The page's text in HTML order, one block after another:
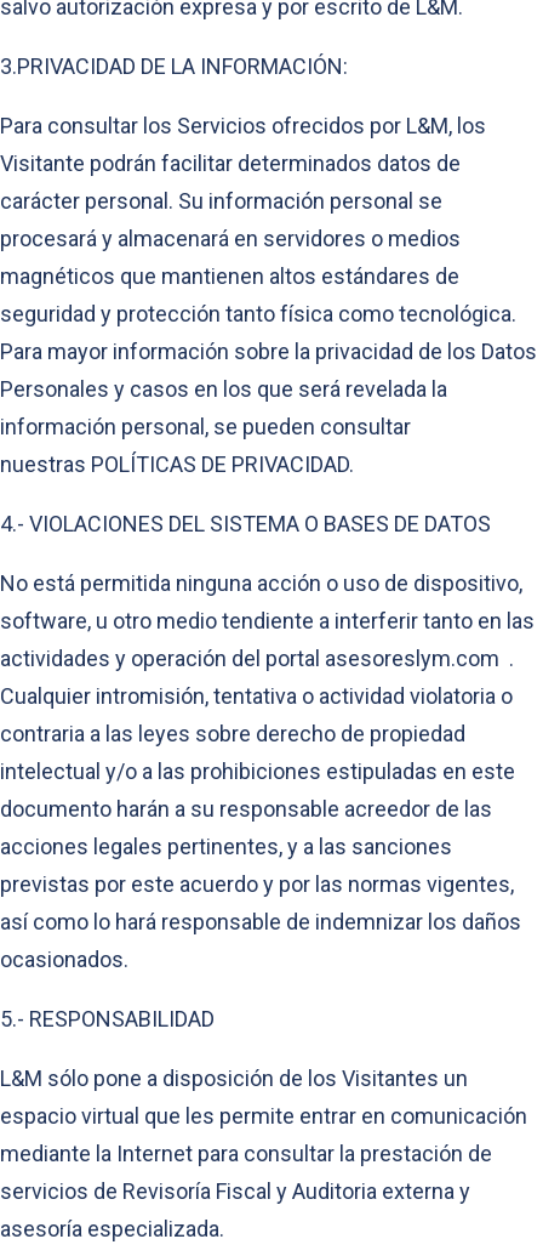
salvo autorización expresa y por escrito de L&M.
3.PRIVACIDAD DE LA INFORMACIÓN:
Para consultar los Servicios ofrecidos por L&M, los
Visitante podrán facilitar determinados datos de
carácter personal. Su información personal se
procesará y almacenará en servidores o medios
magnéticos que mantienen altos estándares de
seguridad y protección tanto física como tecnológica.
Para mayor información sobre la privacidad de los Datos
Personales y casos en los que será revelada la
información personal, se pueden consultar
nuestras POLÍTICAS DE PRIVACIDAD.
4.- VIOLACIONES DEL SISTEMA O BASES DE DATOS
No está permitida ninguna acción o uso de dispositivo,
software, u otro medio tendiente a interferir tanto en las
actividades y operación del portal asesoreslym.com .
Cualquier intromisión, tentativa o actividad violatoria o
contraria a las leyes sobre derecho de propiedad
intelectual y/o a las prohibiciones estipuladas en este
documento harán a su responsable acreedor de las
acciones legales pertinentes, y a las sanciones
previstas por este acuerdo y por las normas vigentes,
así como lo hará responsable de indemnizar los daños
ocasionados.
5.- RESPONSABILIDAD
L&M sólo pone a disposición de los Visitantes un
espacio virtual que les permite entrar en comunicación
mediante la Internet para consultar la prestación de
servicios de Revisoría Fiscal y Auditoria externa y
asesoría especializada.